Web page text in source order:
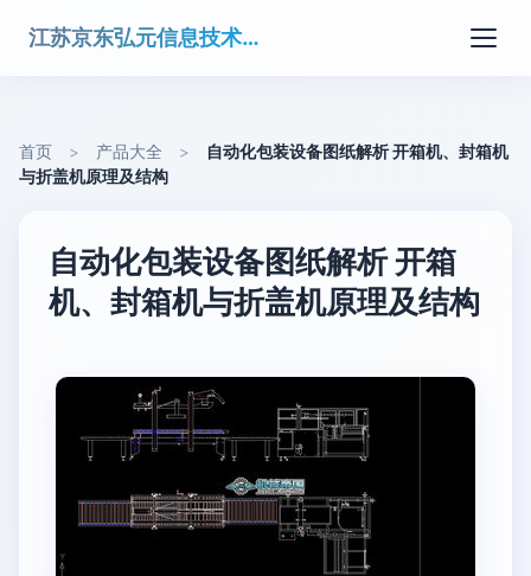
江苏京东弘元信息技术有限公司
首页 > 产品大全 >
自动化包装设备图纸解析 开箱机、封箱机
与折盖机原理及结构
自动化包装设备图纸解析 开箱
机、封箱机与折盖机原理及结构